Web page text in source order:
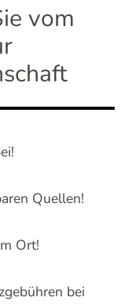
vom
Quellen!
Ort!
bei